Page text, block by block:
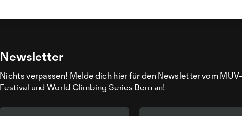
Newsletter
Nichts verpassen! Melde dich hier für den Newsletter vom MUV-
Festival und World Climbing Series Bern an!